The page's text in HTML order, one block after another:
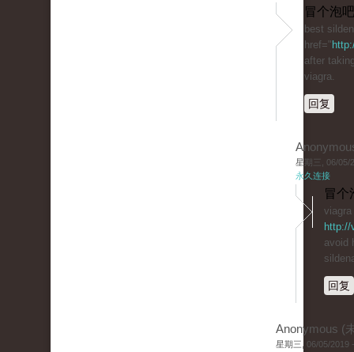
冒个泡
best
href="
after
viagra.
回复
星期三, 06/05/
永久连接
冒个
http://
avoid
回复
Anonymous (
星期三, 06/05/2019